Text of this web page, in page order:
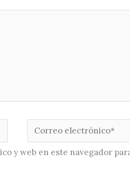
Correo
electrónico*
y web en este navegador